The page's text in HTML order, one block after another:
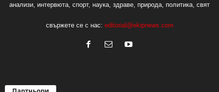
анализи, интервюта, спорт, наука, здраве, природа, политика, свят
свържете се с нас: editorial@ekipnews.com